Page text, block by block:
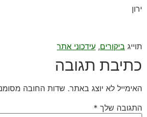
ביקורים,עידכוני אתר
תגובה
לא יוצג באתר. שדות החובה מסומנים*
שלך*